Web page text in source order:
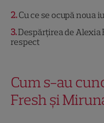
2 Cu ce se ocupă noua
3 Despărțirea de Alexia
respect
Cum s-au
Fresh și